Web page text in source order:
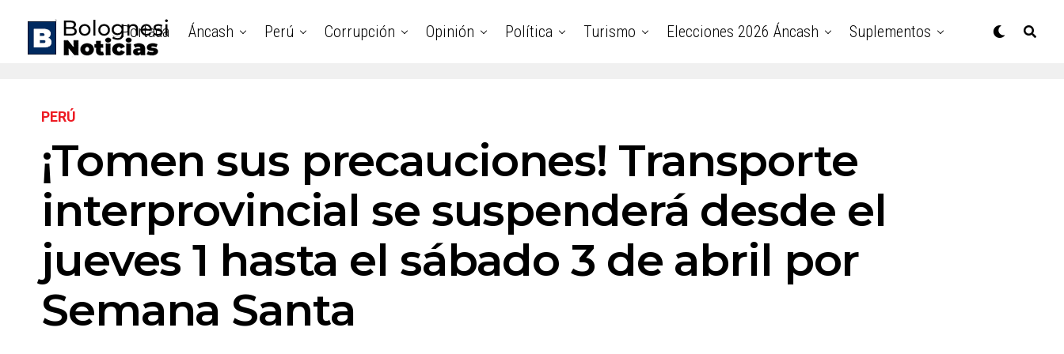
Portada Áncash Perú Corrupción Opinión Política Turismo Elecciones 2026 Áncash Suplementos
PERÚ
¡Tomen sus precauciones! Transporte
interprovincial se suspenderá desde el
jueves 1 hasta el sábado 3 de abril por
Semana Santa